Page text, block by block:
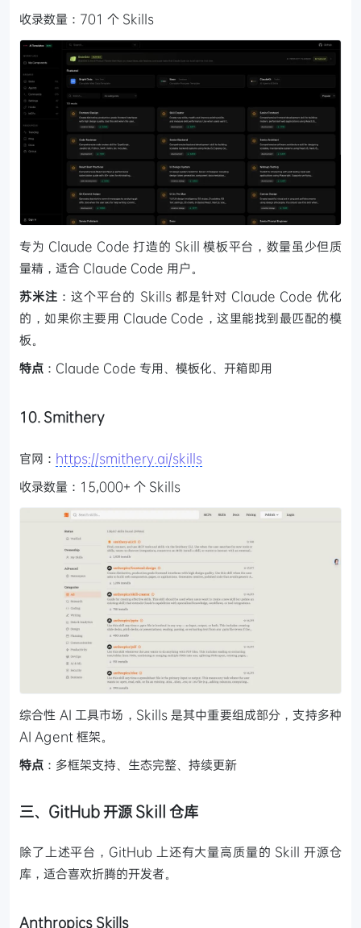
收录数量：701 个 Skills
专为 Claude Code 打造的 Skill 模板平台，数量虽少但质
量精，适合 Claude Code 用户。
苏米注 ：这个平台的 Skills 都是针对 Claude Code 优化
的，如果你主要用 Claude Code，这里能找到最匹配的模
板。
特点 ：Claude Code 专用、模板化、开箱即用
10. Smithery
官网： https://smithery.ai/skills
收录数量：15,000+ 个 Skills
综合性 AI 工具市场，Skills 是其中重要组成部分，支持多种
AI Agent 框架。
特点 ：多框架支持、生态完整、持续更新
三、GitHub 开源 Skill 仓库
除了上述平台，GitHub 上还有大量高质量的 Skill 开源仓
库，适合喜欢折腾的开发者。
Anthropics Skills